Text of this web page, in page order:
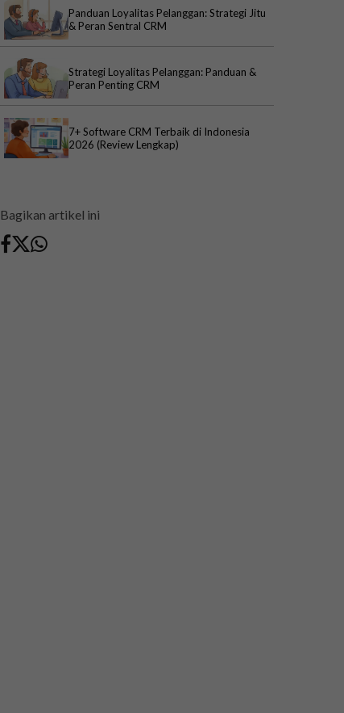
Panduan Loyalitas Pelanggan: Strategi Jitu
& Peran Sentral CRM
Strategi Loyalitas Pelanggan: Panduan &
Peran Penting CRM
7+ Software CRM Terbaik di Indonesia
2026 (Review Lengkap)
Bagikan artikel ini